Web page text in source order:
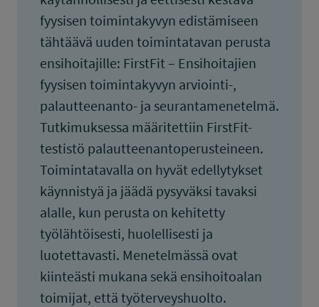
fyysisen toimintakyvyn edistämiseen
tähtäävä uuden toimintatavan perusta
ensihoitajille: FirstFit – Ensihoitajien
fyysisen toimintakyvyn arviointi-,
palautteenanto- ja seurantamenetelmä.
Tutkimuksessa määritettiin FirstFit-
testistö palautteenantoperusteineen.
Toimintatavalla on hyvät edellytykset
käynnistyä ja jäädä pysyväksi tavaksi
alalle, kun perusta on kehitetty
työlähtöisesti, huolellisesti ja
luotettavasti. Menetelmässä ovat
kiinteästi mukana sekä ensihoitoalan
toimijat, että työterveyshuolto.